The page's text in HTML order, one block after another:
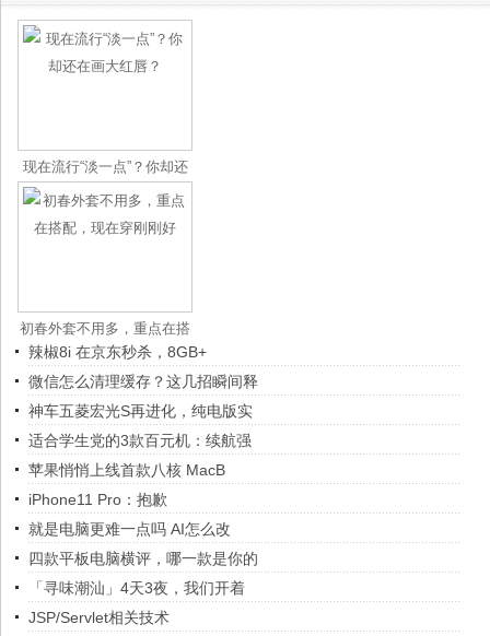
现在流行“淡一点”？你却还
在画
初春外套不用多，重点在搭
配，现
辣椒8i 在京东秒杀，8GB+
微信怎么清理缓存？这几招瞬间释
神车五菱宏光S再进化，纯电版实
适合学生党的3款百元机：续航强
苹果悄悄上线首款八核 MacB
iPhone11 Pro：抱歉
就是电脑更难一点吗 AI怎么改
四款平板电脑横评，哪一款是你的
「寻味潮汕」4天3夜，我们开着
JSP/Servlet相关技术